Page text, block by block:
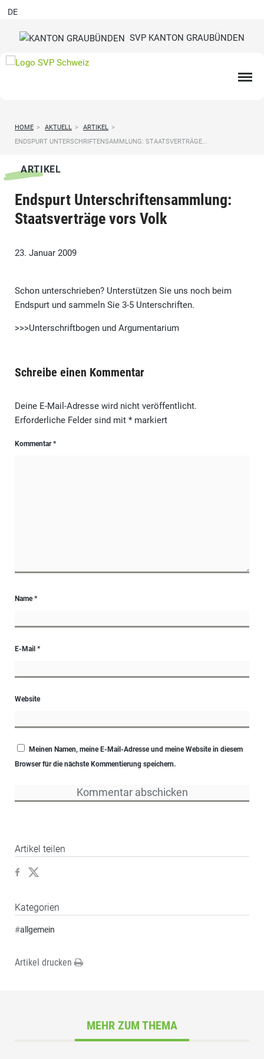
SVP KANTON GRAUBÜNDEN
DE
HOME > AKTUELL > ARTIKEL >
ENDSPURT UNTERSCHRIFTENSAMMLUNG: STAATSVERTRÄGE...
ARTIKEL
Endspurt Unterschriftensammlung:
Staatsverträge vors Volk
23. Januar 2009
Schon unterschrieben? Unterstützen Sie uns noch beim
Endspurt und sammeln Sie 3-5 Unterschriften.
>>>Unterschriftbogen und Argumentarium
Schreibe einen Kommentar
Deine E-Mail-Adresse wird nicht veröffentlicht.
Erforderliche Felder sind mit *markiert
Kommentar*
Name*
E-Mail *
Website
Meinen Namen, meine E-Mail-Adresse und meine Website in diesem
Browser für die nächste Kommentierung speichern.
Artikel teilen
Kategorien
#allgemein
Artikel drucken
MEHR ZUM THEMA